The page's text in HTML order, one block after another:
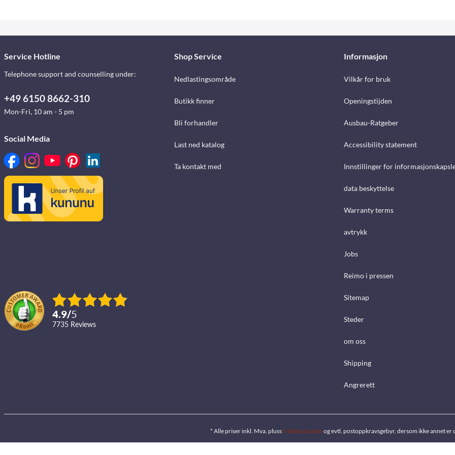
Service Hotline
Telephone support and counselling under:
+49 6150 8662-310
Mon-Fri, 10 am - 5 pm
Social Media
4.9/5
7735 reviews
Shop Service
Nedlastingsområde
Butikk finner
Bli forhandler
Last ned katalog
Ta kontakt med
Informasjon
Vilkår for bruk
Openingstijden
Ausbau-Ratgeber
Accessibility statement
Innstillinger for
data beskyttelse
Warranty terms
avtrykk
Jobs
Reimo i pressen
Sitemap
Steder
om oss
Shipping
Angrerett
* Alle priser inkl. Mva. plussfraktkostnaderog evtl. postoppkravsgebyr, dersom ikke annet er